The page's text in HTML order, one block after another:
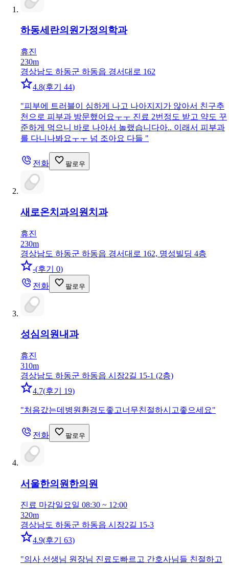
하동세란의원가정의학과
휴진
230m
경상남도 하동군 하동읍 경서대로 162
4.8(후기 44)
"피부에 트러블이 심하게 나고 나아지지가 않아서 친구추
천으로 피부과 방문했어요ㅜㅜ 진료 2번정도 받고 약도 꾸
준하게 먹으니 바로 나아서 놀랬습니다아.. 이래서 피부과
를 다니나봐요ㅜㅜ 넘 조아요 다들 "
전화 팔로우
새로온치과의원 치과
휴진
230m
경상남도 하동군 하동읍 경서대로 162, 명성빌딩 4층
-(후기 0)
전화
팔로우
성심의원내과
휴진
310m
경상남도 하동군 하동읍 시장2길 15-1 (2층)
4.7(후기 19)
"처음갔는데병원환경도좋고너무친절하시고좋으세요"
전화 팔로우
서울한의원 한의원
진료 마감일요일 08:30 ~ 12:00
320m
경상남도 하동군 하동읍 시장2길 15-3
4.9(후기 63)
"의사 선생님 원장님 진료도빠르고 간호사님들 친절하고